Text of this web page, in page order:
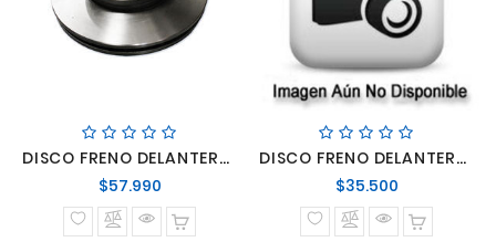
DISCO FRENO DELANTERO SPRINTER 315 415 515
$57.990Precio
normal
DISCO FRENO DELANTERO VENTILADO FRONTIER 2011-2015
$35.500Precio
normal